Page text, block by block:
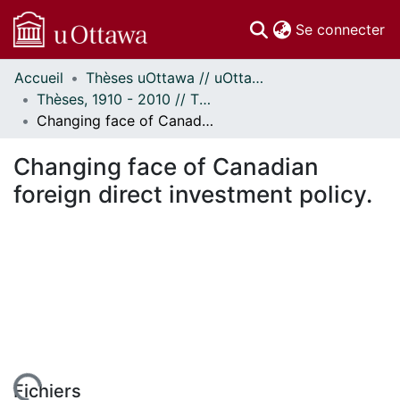
Se connecter
Communautés
et collections
Parcourir
À propos
Accueil
Thèses uOttawa // uOttawa Theses
Thèses, 1910 - 2010 // Theses, 1910 - 2010
Changing face of Canadian foreign direct investment policy.
Changing face of Canadian
foreign direct investment policy.
Fichiers